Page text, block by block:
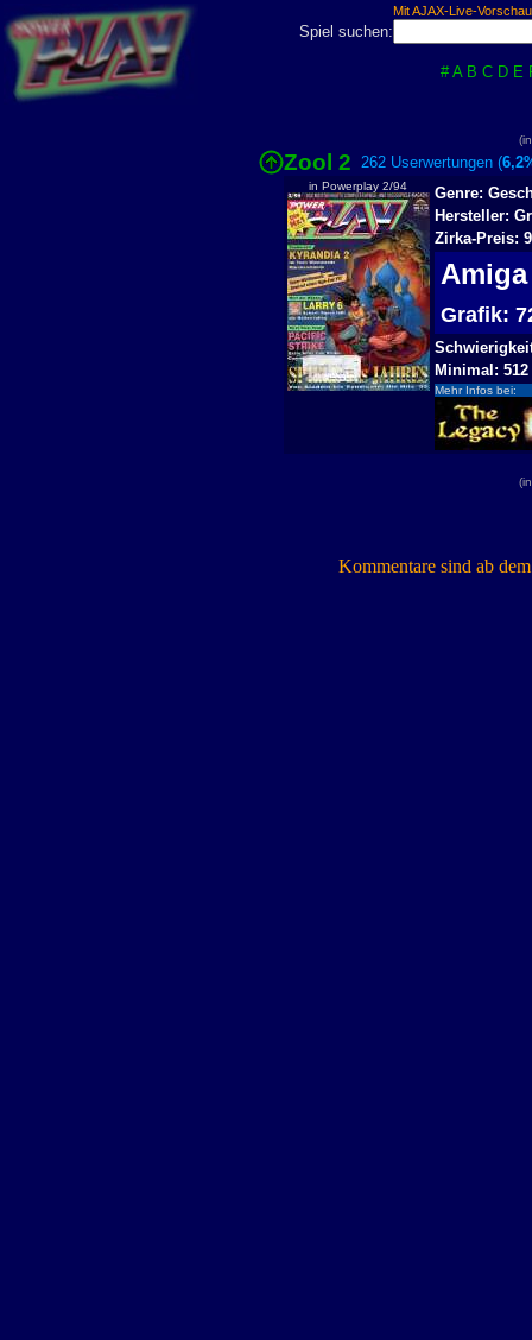
Mit AJAX-Live-
Spiel suchen:
# A B C D E
Zool 2 262 Userwertungen (
in Powerplay 2/94
Genre:
Hersteller:
Zirka-Preis:
Grafik:
Minimal: 512
Mehr Infos bei:
Kommentare sind ab